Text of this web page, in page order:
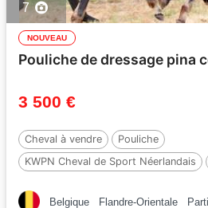
7
NOUVEAU
Pouliche de dressage pina
3 500 €
Cheval à vendre
Pouliche
KWPN Cheval de Sport Néerlandais
Belgique
Flandre-Orientale